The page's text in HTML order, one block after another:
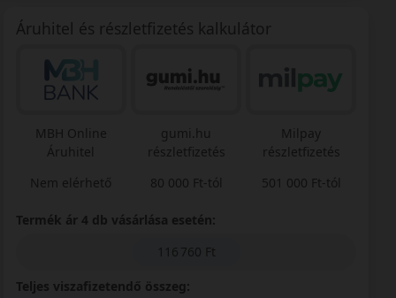
Áruhitel és részletfizetés kalkulátor
MBH Online
Áruhitel
Nem elérhető
gumi.hu
részletfizetés
80 000 Ft-tól
Milpay
részletfizetés
501 000 Ft-tól
Termék ár 4 db vásárlása esetén:
116 760 Ft
Teljes viszafizetendő összeg: